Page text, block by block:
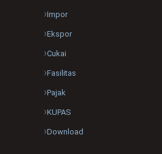
Impor
Ekspor
Cukai
Fasilitas
Pajak
KUPAS
Download